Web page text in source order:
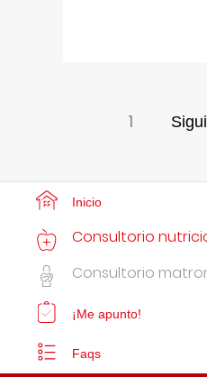
1
Inicio
Consultorio
Consultorio
¡Me apunto!
Faqs